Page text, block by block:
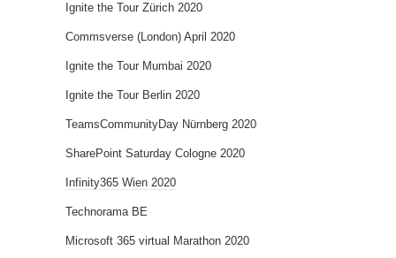
Ignite the Tour Zürich 2020
Commsverse (London) April 2020
Ignite the Tour Mumbai 2020
Ignite the Tour Berlin 2020
TeamsCommunityDay Nürnberg 2020
SharePoint Saturday Cologne 2020
Infinity365 Wien 2020
Technorama BE
Microsoft 365 virtual Marathon 2020